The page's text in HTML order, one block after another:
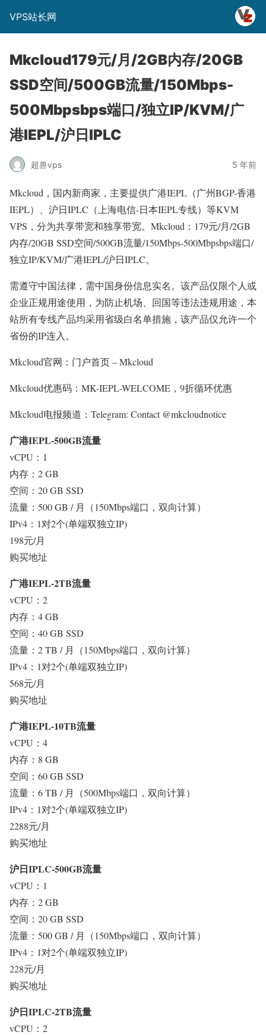
VPS站长网
Mkcloud179元/月/2GB内存/20GB
SSD空间/500GB流量/150Mbps-
500Mbpsbps端口/独立IP/KVM/广
港IEPL/沪日IPLC
超兽vps 5 年前
Mkcloud，国内新商家，主要提供广港IEPL（广州BGP-香港
IEPL）、沪日IPLC（上海电信-日本IEPL专线）等KVM
VPS，分为共享带宽和独享带宽。Mkcloud：179元/月/2GB
内存/20GB SSD空间/500GB流量/150Mbps-500Mbpsbps端口/
独立IP/KVM/广港IEPL/沪日IPLC。
需遵守中国法律，需中国身份信息实名。该产品仅限个人或
企业正规用途使用，为防止机场、回国等违法违规用途，本
站所有专线产品均采用省级白名单措施，该产品仅允许一个
省份的IP连入。
Mkcloud官网：门户首页 – Mkcloud
Mkcloud优惠码：MK-IEPL-WELCOME，9折循环优惠
Mkcloud电报频道：Telegram: Contact @mkcloudnotice
广港IEPL-500GB流量
vCPU：1
内存：2 GB
空间：20 GB SSD
流量：500 GB / 月（150Mbps端口，双向计算）
IPv4：1对2个(单端双独立IP)
198元/月
购买地址
广港IEPL-2TB流量
vCPU：2
内存：4 GB
空间：40 GB SSD
流量：2 TB / 月（150Mbps端口，双向计算）
IPv4：1对2个(单端双独立IP)
568元/月
购买地址
广港IEPL-10TB流量
vCPU：4
内存：8 GB
空间：60 GB SSD
流量：6 TB / 月（500Mbps端口，双向计算）
IPv4：1对2个(单端双独立IP)
2288元/月
购买地址
沪日IPLC-500GB流量
vCPU：1
内存：2 GB
空间：20 GB SSD
流量：500 GB / 月（150Mbps端口，双向计算）
IPv4：1对2个(单端双独立IP)
228元/月
购买地址
沪日IPLC-2TB流量
vCPU：2